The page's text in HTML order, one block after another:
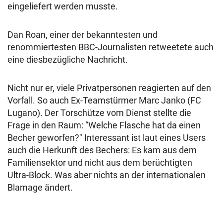
eingeliefert werden musste.
Dan Roan, einer der bekanntesten und
renommiertesten BBC-Journalisten retweetete auch
eine diesbezügliche Nachricht.
Nicht nur er, viele Privatpersonen reagierten auf den
Vorfall. So auch Ex-Teamstürmer Marc Janko (FC
Lugano). Der Torschütze vom Dienst stellte die
Frage in den Raum: “Welche Flasche hat da einen
Becher geworfen?" Interessant ist laut eines Users
auch die Herkunft des Bechers: Es kam aus dem
Familiensektor und nicht aus dem berüchtigten
Ultra-Block. Was aber nichts an der internationalen
Blamage ändert.